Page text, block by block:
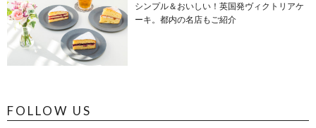
シンプル＆おいしい！英国発ヴィクトリアケ
ーキ。都内の名店もご紹介
FOLLOW US